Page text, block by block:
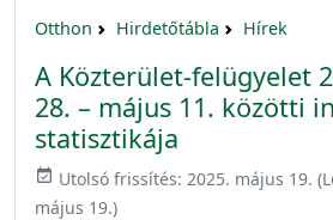
Otthon Hirdetőtábla Hírek
A Közterület-felügyelet
28. – május 11. közötti
statisztikája
event_available Utolsó frissítés: 2025. május 19.
május 19.)